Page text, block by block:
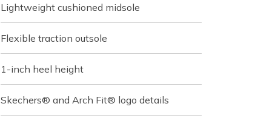
Lightweight cushioned midsole
Flexible traction outsole
1-inch heel height
Skechers® and Arch Fit® logo details